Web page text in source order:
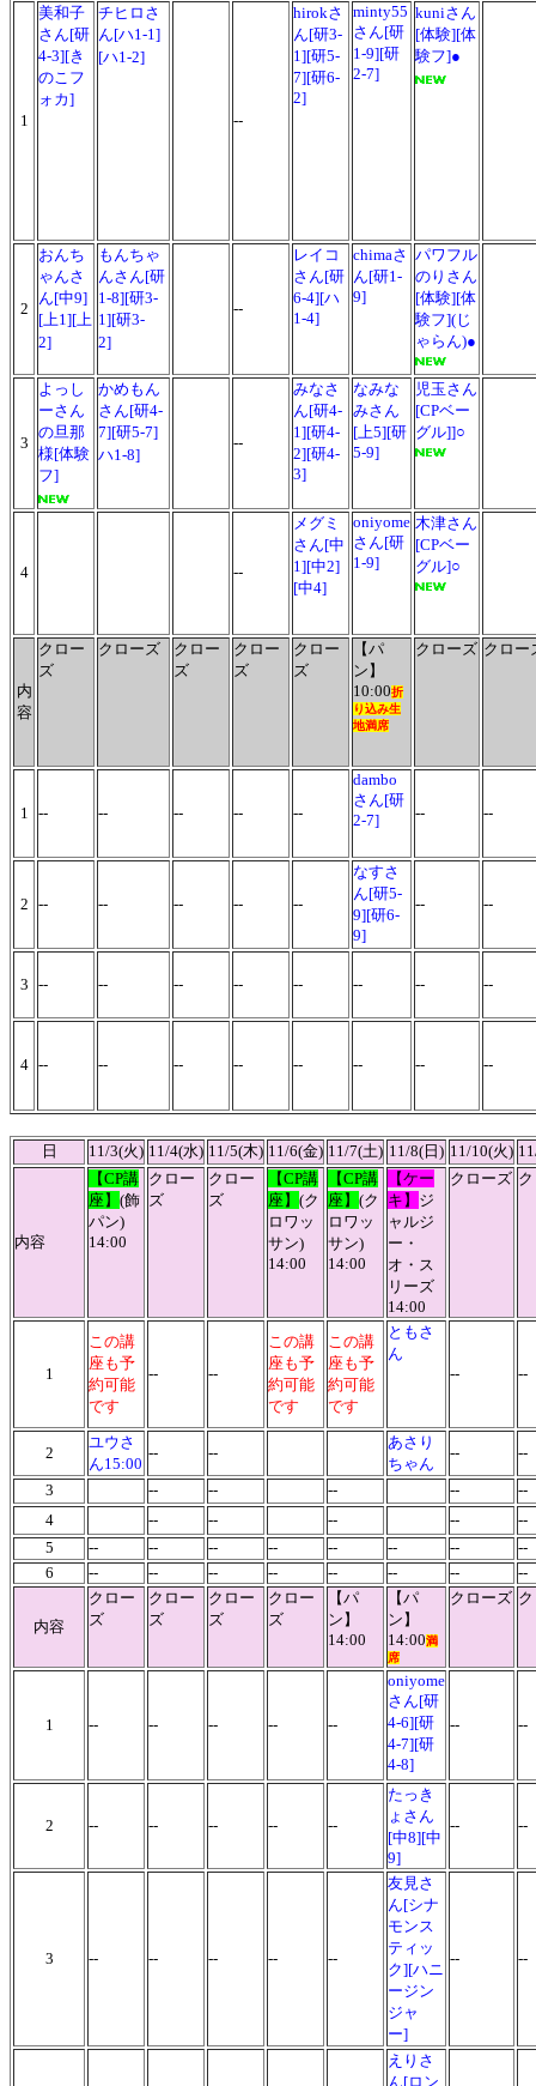
1
美和子
さん[研
4-3][き
のこフ
ォカ]
チヒロさ
ん[ハ1-1]
[ハ1-2]
--
hirokさ
ん[研3-
1][研5-
7][研6-
2]
minty55
さん[研
1-9][研
2-7]
kuniさん
[体験][体
験フ]●
2
おんち
ゃんさ
ん[中9]
[上1][上
2]
もんちゃ
んさん[研
1-8][研3-
1][研3-
2]
--
レイコ
さん[研
6-4][ハ
1-4]
chimaさ
ん[研1-
9]
パワフル
のりさん
[体験][体
験フ](じ
ゃらん)●
3
よっし
ーさん
の旦那
様[体験
フ]
かめもん
さん[研4-
7][研5-7]
ハ1-8]
--
みなさ
ん[研4-
1][研4-
2][研4-
3]
なみな
みさん
[上5][研
5-9]
児玉さん
[CPベー
グル]]○
4 --
メグミ
さん[中
1][中2]
[中4]
oniyome
さん[研
1-9]
木津さん
[CPベー
グル]○
内
容
クロー
ズ
クローズ
クロー
ズ
クロー
ズ
クロー
ズ
【パ
ン】
10:00折
り込み生
地満席
クローズ クロー
1 -- -- -- -- --
dambo
さん[研
2-7]
-- --
2 -- -- -- -- --
なすさ
ん[研5-
9][研6-
9]
-- --
3 -- -- -- -- -- -- -- --
4 -- -- -- -- -- -- -- --
日 11/3(火) 11/4(水) 11/5(木) 11/6(金) 11/7(土) 11/8(日) 11/10(火)
内容
【CP講
座】 (飾
パン)
14:00
クロー
ズ
クロー
ズ
【CP講
座】 (ク
ロワッ
サン)
14:00
【CP講
座】 (ク
ロワッ
サン)
14:00
【ケー
キ】 ジ
ャルジ
ー・
オ・ス
リーズ
14:00
クローズ
1
この講
座も予
約可能
です
-- --
この講
座も予
約可能
です
この講
座も予
約可能
です
ともさ
ん
--
2
ユウさ
ん15:00
-- --
あさり
ちゃん
--
3 -- -- -- --
--
4
-- -- -- --
--
5
-- -- -- -- -- -- --
--
6
-- -- -- -- -- -- -- --
内容
クロー
ズ
クロー
ズ
クロー
ズ
クロー
ズ
【パ
ン】
14:00
【パ
ン】
14:00満
席
クローズ
1 -- -- -- -- --
oniyome
さん[研
4-6][研
4-7][研
4-8]
--
2 -- -- -- -- --
たっき
ょさん
[中8][中
9]
--
3 -- -- -- -- --
友見さ
ん[シナ
モンス
ティッ
ク][ハニ
ージン
ジャ
ー]
-- --
えりさ
ん[ロン